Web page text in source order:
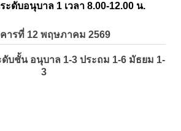
ะดับอนุบาล 1 เวลา 8.00-12.00 น.
ารที่ 12 พฤษภาคม 2569
ดับชั้น อนุบาล 1-3 ประถม 1-6 มัธยม 1-
3